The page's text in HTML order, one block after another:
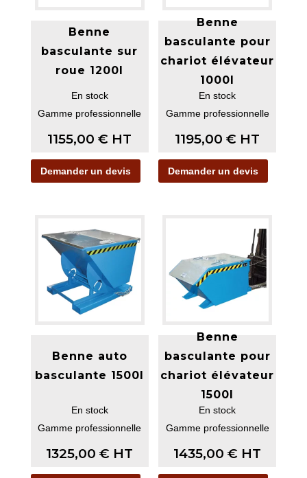
Benne
basculante sur
roue 1200l
En stock
Gamme professionnelle
1155,00€ HT
Demander un devis
Benne
basculante pour
chariot élévateur
1000l
En stock
Gamme professionnelle
1195,00€ HT
Demander un devis
Benne auto
basculante 1500l
En stock
Gamme professionnelle
1325,00€ HT
Benne
basculante pour
chariot élévateur
1500l
En stock
Gamme professionnelle
1435,00€ HT